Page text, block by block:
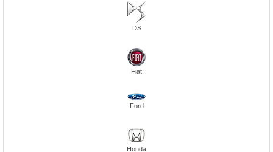
DS
Fiat
Ford
Honda